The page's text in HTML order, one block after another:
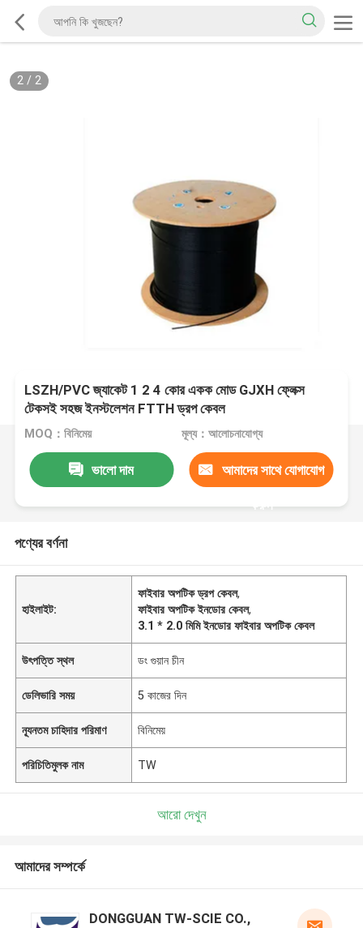
2/ 2
LSZH/PVC জ্যাকেট 1 2 4 কোর একক মোড GJXH ফ্লেক্স
টেকসই সহজ ইনস্টলেশন FTTH ড্রপ কেবল
MOQ：বিনিমেয় মূল্য：আলোচনাযোগ্য
ভালো দাম আমাদের সাথে যোগাযোগ
করুন
পণ্যের বর্ণনা
হাইলাইট:
ফাইবার অপটিক ড্রপ কেবল,
ফাইবার অপটিক ইনডোর কেবল,
3.1 * 2.0 মিমি ইনডোর ফাইবার অপটিক কেবল
উৎপত্তি স্থল ডং গুয়ান চীন
ডেলিভারি সময় 5 কাজের দিন
ন্যূনতম চাহিদার পরিমাণ বিনিমেয়
পরিচিতিমুলক নাম TW
আরো দেখুন
আমাদের সম্পর্কে
DONGGUAN TW-SCIE CO.,